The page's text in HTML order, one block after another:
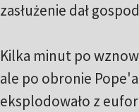
zasłużenie dał
Kilka minut po
ale po obronie Pope'a
eksplodowało z